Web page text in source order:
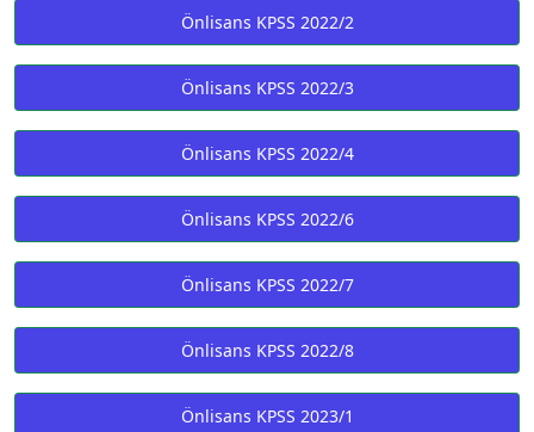
Önlisans KPSS 2022/2
Önlisans KPSS 2022/3
Önlisans KPSS 2022/4
Önlisans KPSS 2022/6
Önlisans KPSS 2022/7
Önlisans KPSS 2022/8
Önlisans KPSS 2023/1